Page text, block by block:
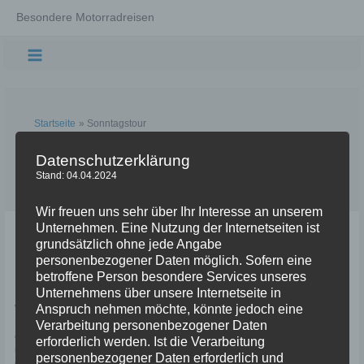
InhaltBesondere Motorradreisen
Main
Startseite Sonntagstour
Sonntagstour
Sonntagstour nach Dittersbrunn (193
km)
Kommentar verfassen /Tagestouren um Nürnberg/ NC70
Wie jetzt – Dittersbrunn? Warum nicht einmal eine Sonntagstour nach
Dittersbrunn planen und durchfuhren? Dittersbrunn kennt ja wohl jeder,
oder nicht? Na gut, der Ort hatte im Dezember 2021 zwar nur 68 Einwohner
und zählt damit nicht wirklich zu den überregional bedeutenden
Datenschutzerklärung
Stand: 04.04.2024
Wir freuen uns sehr über Ihr Interesse an unserem
Unternehmen. Eine Nutzung der Internetseiten ist
grundsätzlich ohne jede Angabe
personenbezogener Daten möglich. Sofern eine
betroffene Person besondere Services unseres
Unternehmens über unsere Internetseite in
Anspruch nehmen möchte, könnte jedoch eine
Verarbeitung personenbezogener Daten
erforderlich werden. Ist die Verarbeitung
personenbezogener Daten erforderlich und